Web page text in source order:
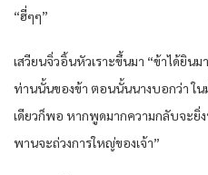
“ฮี่ๆๆ”
เสวียนจิ่วอิ้นหัวเราะขึ้นมา “ข้าได้ยิน
ท่านนั้นของข้า ตอนนั้นนางบอกว่า ใ
เดียวก็พอ หากพูดมากความกลับจะยิ่
พานจะถ่วงการใหญ่ของเจ้า”